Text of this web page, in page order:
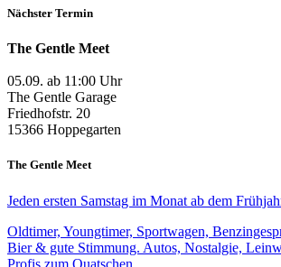
Nächster Termin
The Gentle Meet
05.09. ab 11:00 Uhr
The Gentle Garage
Friedhofstr. 20
15366 Hoppegarten
The Gentle Meet
Jeden ersten Samstag im Monat ab dem
Oldtimer, Youngtimer, Sportwagen,
Bier & gute Stimmung. Autos, Nostalgie,
Profis zum Quatschen.